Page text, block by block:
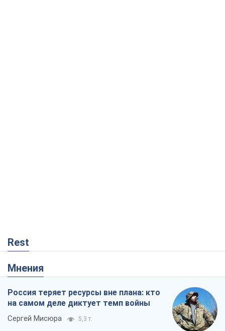
Rest
Мнения
Россия теряет ресурсы вне плана: кто
на самом деле диктует темп войны
Сергей Мисюра 5,3 т.